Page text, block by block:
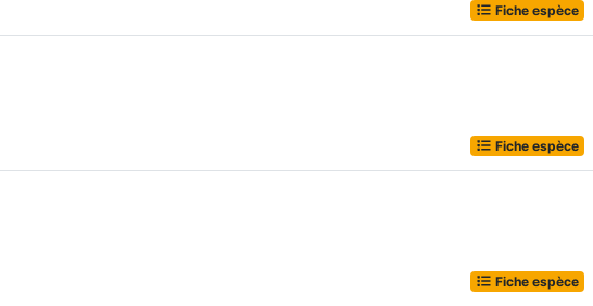
Fiche espèce
Fiche espèce
Fiche espèce